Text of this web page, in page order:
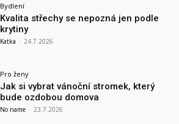
Bydlení
Kvalita střechy se nepozná jen podle
krytiny
Katka - 24.7.2026
Pro ženy
Jak si vybrat vánoční stromek, který
bude ozdobou domova
No name - 23.7.2026